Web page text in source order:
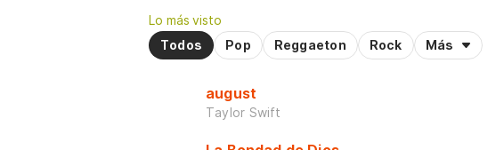
Lo más visto
Todos
Pop Reggaeton Rock Más
august
Taylor Swift